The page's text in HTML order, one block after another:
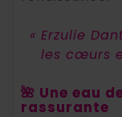
« Erzulie
les cœurs
🌺 Une eau
rassurante